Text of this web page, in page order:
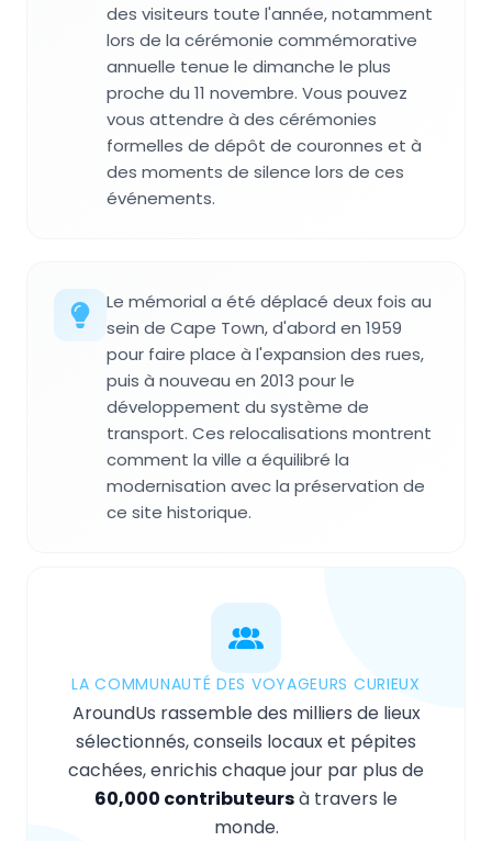
des visiteurs toute l'année, notamment
lors de la cérémonie commémorative
annuelle tenue le dimanche le plus
proche du 11 novembre. Vous pouvez
vous attendre à des cérémonies
formelles de dépôt de couronnes et à
des moments de silence lors de ces
événements.
Le mémorial a été déplacé deux fois au
sein de Cape Town, d'abord en 1959
pour faire place à l'expansion des rues,
puis à nouveau en 2013 pour le
développement du système de
transport. Ces relocalisations montrent
comment la ville a équilibré la
modernisation avec la préservation de
ce site historique.
LA COMMUNAUTÉ DES VOYAGEURS CURIEUX
AroundUs rassemble des milliers de lieux
sélectionnés, conseils locaux et pépites
cachées, enrichis chaque jour par plus de
60,000 contributeursà travers le
monde.